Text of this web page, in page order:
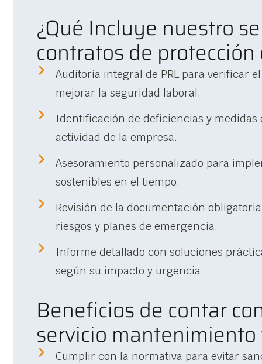
¿Qué Incluye nuestro
contratos de protección
Auditoría integral de PRL para verificar
mejorar la seguridad laboral.
Identificación de deficiencias y medidas
actividad de la empresa.
Asesoramiento personalizado para
sostenibles en el tiempo.
Revisión de la documentación
riesgos y planes de emergencia.
Informe detallado con soluciones
según su impacto y urgencia.
Beneficios de contar
servicio mantenimiento
Cumplir con la normativa para evitar